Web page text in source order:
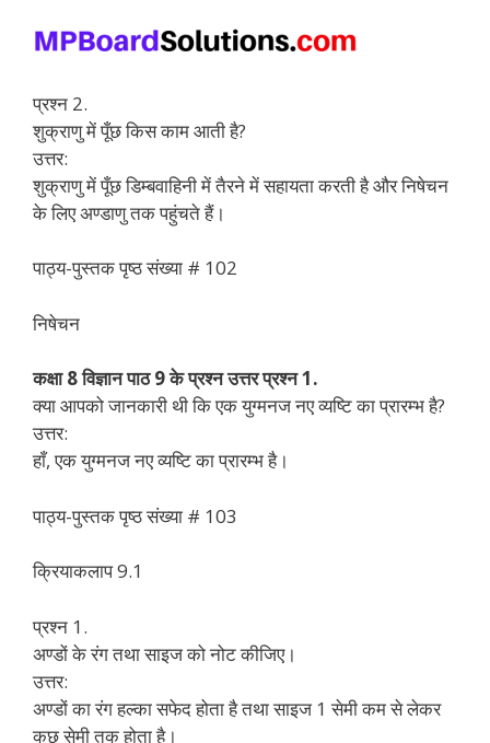
प्रश्न 2.
शुक्राणु में पूँछ किस काम आती है?
उत्तर:
शुक्राणु में पूँछ डिम्बवाहिनी में तैरने में सहायता करती है और निषेचन
के लिए अण्डाणु तक पहुंचते हैं।
पाठ्य-पुस्तक पृष्ठ संख्या # 102
निषेचन
कक्षा 8 विज्ञान पाठ 9 के प्रश्न उत्तर प्रश्न 1.
क्या आपको जानकारी थी कि एक युग्मनज नए व्यष्टि का प्रारम्भ है?
उत्तर:
हाँ, एक युग्मनज नए व्यष्टि का प्रारम्भ है।
पाठ्य-पुस्तक पृष्ठ संख्या # 103
क्रियाकलाप 9.1
प्रश्न 1.
अण्डों के रंग तथा साइज को नोट कीजिए।
उत्तर:
अण्डों का रंग हल्का सफेद होता है तथा साइज 1 सेमी कम से लेकर
कुछ सेमी तक होता है।